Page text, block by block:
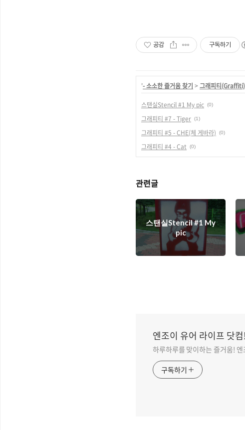
공감 구독하기
'- 소소한 즐거움 찾기 > 그래피티(Graffiti)
스탠실Stencil #1 My pic (0)
그래피티 #7 - Tiger (1)
그래피티 #5 - CHE(체 게바라) (0)
그래피티 #4 - Cat (0)
관련글
스탠실Stencil #1 My
pic
엔조이 유어 라이프 닷컴!
하루하루를 맞이하는 즐거움!
구독하기